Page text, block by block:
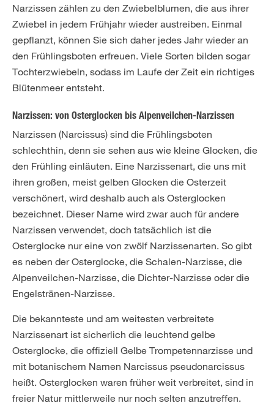
Narzissen zählen zu den Zwiebelblumen, die aus ihrer
Zwiebel in jedem Frühjahr wieder austreiben. Einmal
gepflanzt, können Sie sich daher jedes Jahr wieder an
den Frühlingsboten erfreuen. Viele Sorten bilden sogar
Tochterzwiebeln, sodass im Laufe der Zeit ein richtiges
Blütenmeer entsteht.
Narzissen: von Osterglocken bis Alpenveilchen-Narzissen
Narzissen (Narcissus) sind die Frühlingsboten
schlechthin, denn sie sehen aus wie kleine Glocken, die
den Frühling einläuten. Eine Narzissenart, die uns mit
ihren großen, meist gelben Glocken die Osterzeit
verschönert, wird deshalb auch als Osterglocken
bezeichnet. Dieser Name wird zwar auch für andere
Narzissen verwendet, doch tatsächlich ist die
Osterglocke nur eine von zwölf Narzissenarten. So gibt
es neben der Osterglocke, die Schalen-Narzisse, die
Alpenveilchen-Narzisse, die Dichter-Narzisse oder die
Engelstränen-Narzisse.
Die bekannteste und am weitesten verbreitete
Narzissenart ist sicherlich die leuchtend gelbe
Osterglocke, die offiziell Gelbe Trompetennarzisse und
mit botanischem Namen Narcissus pseudonarcissus
heißt. Osterglocken waren früher weit verbreitet, sind in
freier Natur mittlerweile nur noch selten anzutreffen.